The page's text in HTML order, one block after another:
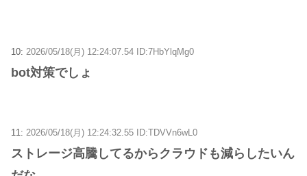
10: 2026/05/18(月) 12:24:07.54 ID:7HbYlqMg0
bot対策でしょ
11: 2026/05/18(月) 12:24:32.55 ID:TDVVn6wL0
ストレージ高騰してるからクラウドも減らしたいん